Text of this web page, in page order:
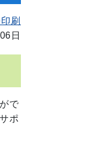
刷
日
で
ポ